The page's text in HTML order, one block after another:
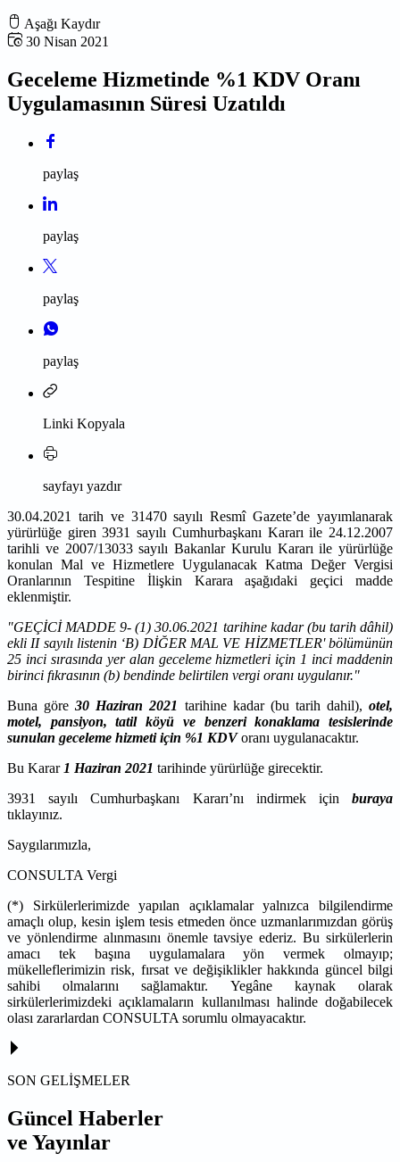
Aşağı Kaydır
30 Nisan 2021
Geceleme Hizmetinde %1 KDV Oranı
Uygulamasının Süresi Uzatıldı
paylaş
paylaş
paylaş
paylaş
Linki Kopyala
sayfayı yazdır
30.04.2021 tarih ve 31470 sayılı Resmî Gazete’de yayımlanarak
yürürlüğe giren 3931 sayılı Cumhurbaşkanı Kararı ile 24.12.2007
tarihli ve 2007/13033 sayılı Bakanlar Kurulu Kararı ile yürürlüğe
konulan Mal ve Hizmetlere Uygulanacak Katma Değer Vergisi
Oranlarının Tespitine İlişkin Karara aşağıdaki geçici madde
eklenmiştir.
"GEÇİCİ MADDE 9- (1) 30.06.2021 tarihine kadar (bu tarih dâhil)
ekli II sayılı listenin ‘B) DİĞER MAL VE HİZMETLER' bölümünün
25 inci sırasında yer alan geceleme hizmetleri için 1 inci maddenin
birinci fıkrasının (b) bendinde belirtilen vergi oranı uygulanır."
Buna göre30 Haziran 2021 tarihine kadar (bu tarih dahil),otel,
motel, pansiyon, tatil köyü ve benzeri konaklama tesislerinde
sunulan geceleme hizmeti için %1 KDVoranı uygulanacaktır.
Bu Karar 1 Haziran 2021 tarihinde yürürlüğe girecektir.
3931 sayılı Cumhurbaşkanı Kararı’nı indirmek için buraya
tıklayınız.
Saygılarımızla,
CONSULTA Vergi
(*) Sirkülerlerimizde yapılan açıklamalar yalnızca bilgilendirme
amaçlı olup, kesin işlem tesis etmeden önce uzmanlarımızdan görüş
ve yönlendirme alınmasını önemle tavsiye ederiz. Bu sirkülerlerin
amacı tek başına uygulamalara yön vermek olmayıp;
mükelleflerimizin risk, fırsat ve değişiklikler hakkında güncel bilgi
sahibi olmalarını sağlamaktır. Yegâne kaynak olarak
sirkülerlerimizdeki açıklamaların kullanılması halinde doğabilecek
olası zararlardan CONSULTA sorumlu olmayacaktır.
SON GELİŞMELER
Güncel Haberler
ve Yayınlar